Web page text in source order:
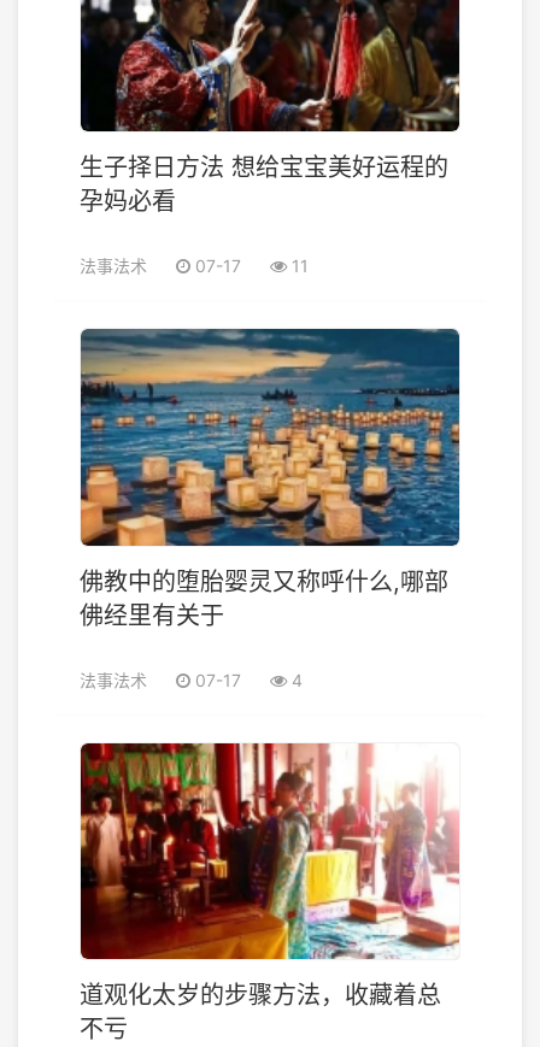
生子择日方法 想给宝宝美好运程的
孕妈必看
法事法术 07-17 11
佛教中的堕胎婴灵又称呼什么,哪部
佛经里有关于
法事法术 07-17 4
道观化太岁的步骤方法，收藏着总
不亏